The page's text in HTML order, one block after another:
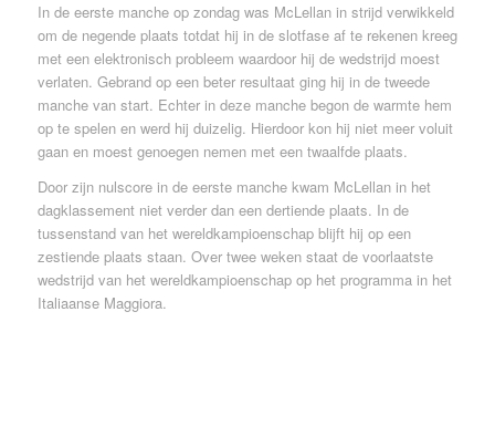
In de eerste manche op zondag was McLellan in strijd verwikkeld
om de negende plaats totdat hij in de slotfase af te rekenen kreeg
met een elektronisch probleem waardoor hij de wedstrijd moest
verlaten. Gebrand op een beter resultaat ging hij in de tweede
manche van start. Echter in deze manche begon de warmte hem
op te spelen en werd hij duizelig. Hierdoor kon hij niet meer voluit
gaan en moest genoegen nemen met een twaalfde plaats.
Door zijn nulscore in de eerste manche kwam McLellan in het
dagklassement niet verder dan een dertiende plaats. In de
tussenstand van het wereldkampioenschap blijft hij op een
zestiende plaats staan. Over twee weken staat de voorlaatste
wedstrijd van het wereldkampioenschap op het programma in het
Italiaanse Maggiora.